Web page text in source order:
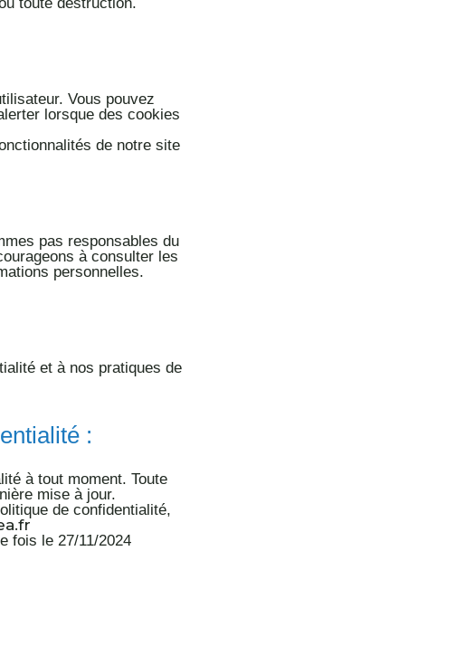
toute destruction.
Vous pouvez
lorsque des cookies
de notre site
pas responsables du
à consulter les
personnelles.
et à nos pratiques de
:
à tout moment. Toute
mise à jour.
de confidentialité,
fois le 27/11/2024